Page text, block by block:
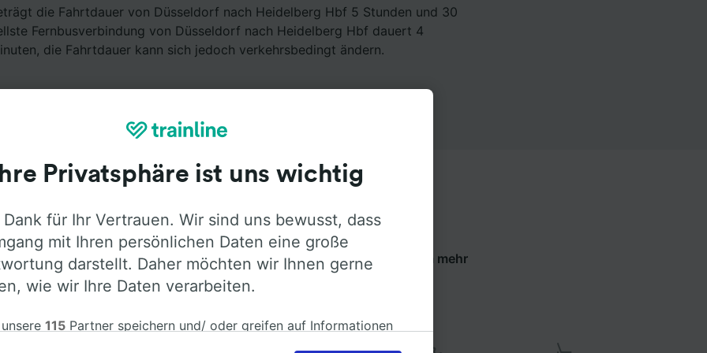
die Fahrtdauer von Düsseldorf nach Heidelberg Hbf 5 Stunden und 30
Fernbusverbindung von Düsseldorf nach Heidelberg Hbf dauert 4
die Fahrtdauer kann sich jedoch verkehrsbedingt ändern.
Ausstattung an Bord
nach Heidelberg Hbf mitFlixbusfahren. Öffnen Sie die Tabs um mehr
über die Busausstattung der Anbieter zu erfahren.
Ihre Privatsphäre ist uns wichtig
für Ihr Vertrauen. Wir sind uns bewusst, dass
mit Ihren persönlichen Daten eine große
darstellt. Daher möchten wir Ihnen gerne
wie wir Ihre Daten verarbeiten.
115 Partner speichern und/ oder greifen auf Informationen